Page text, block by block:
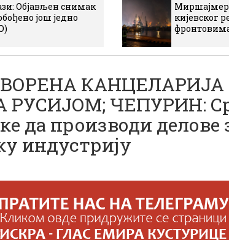
Објављен снимак
још једно
Миршајмер:
кијевског
КАНЦЕЛАРИЈА
ЧЕПУРИН:
да производи делове
индустрију